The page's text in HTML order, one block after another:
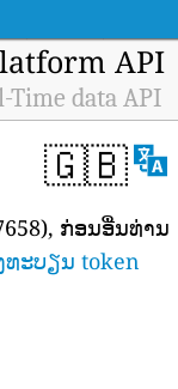
API
Time data API
🇬🇧
ກ່ອນອື່ນທ່ານ
ະບຽນ token